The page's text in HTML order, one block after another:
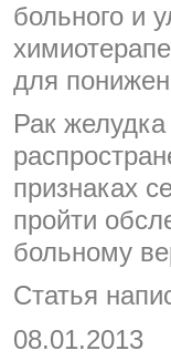
больного и
для
Рак
признаках
пройти
больному
Статья
08.01.2013